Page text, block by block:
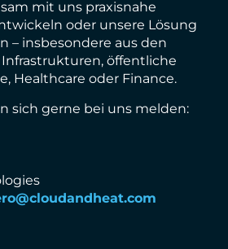
mit uns praxisnahe
oder unsere Lösung
– insbesondere aus den
öffentliche
Healthcare oder Finance.
sich gerne bei uns melden: